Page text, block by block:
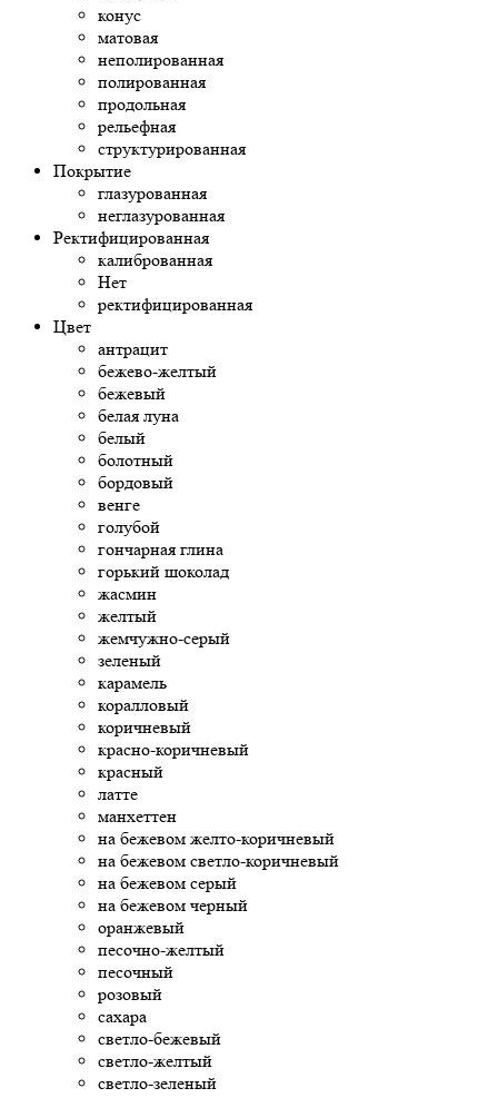
конус
матовая
неполированная
полированная
продольная
рельефная
структурированная
Покрытие
глазурованная
неглазурованная
Ректифицированная
калиброванная
Нет
ректифицированная
Цвет
антрацит
бежево-желтый
бежевый
белая луна
белый
болотный
бордовый
венге
голубой
гончарная глина
горький шоколад
жасмин
желтый
жемчужно-серый
зеленый
карамель
коралловый
коричневый
красно-коричневый
красный
латте
манхеттен
на бежевом желто-коричневый
на бежевом светло-коричневый
на бежевом серый
на бежевом черный
оранжевый
песочно-желтый
песочный
розовый
сахара
светло-бежевый
светло-желтый
светло-зеленый